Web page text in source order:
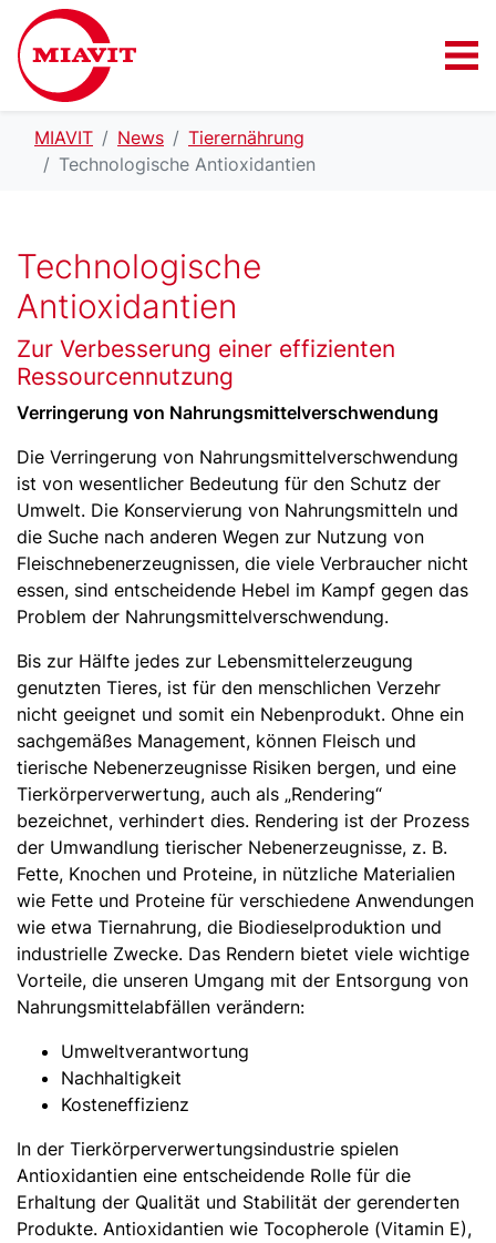
MIAVIT News
Tierernährung
Technologische Antioxidantien
Technologische
Antioxidantien
Zur Verbesserung einer effizienten
Ressourcennutzung
Verringerung von Nahrungsmittelverschwendung
Die Verringerung von Nahrungsmittelverschwendung
ist von wesentlicher Bedeutung für den Schutz der
Umwelt. Die Konservierung von Nahrungsmitteln und
die Suche nach anderen Wegen zur Nutzung von
Fleischnebenerzeugnissen, die viele Verbraucher nicht
essen, sind entscheidende Hebel im Kampf gegen das
Problem der Nahrungsmittelverschwendung.
Bis zur Hälfte jedes zur Lebensmittelerzeugung
genutzten Tieres, ist für den menschlichen Verzehr
nicht geeignet und somit ein Nebenprodukt. Ohne ein
sachgemäßes Management, können Fleisch und
tierische Nebenerzeugnisse Risiken bergen, und eine
Tierkörperverwertung, auch als „Rendering“
bezeichnet, verhindert dies. Rendering ist der Prozess
der Umwandlung tierischer Nebenerzeugnisse, z. B.
Fette, Knochen und Proteine, in nützliche Materialien
wie Fette und Proteine für verschiedene Anwendungen
wie etwa Tiernahrung, die Biodieselproduktion und
industrielle Zwecke. Das Rendern bietet viele wichtige
Vorteile, die unseren Umgang mit der Entsorgung von
Nahrungsmittelabfällen verändern:
Umweltverantwortung
Nachhaltigkeit
Kosteneffizienz
In der Tierkörperverwertungsindustrie spielen
Antioxidantien eine entscheidende Rolle für die
Erhaltung der Qualität und Stabilität der gerenderten
Produkte. Antioxidantien wie Tocopherole (Vitamin E),